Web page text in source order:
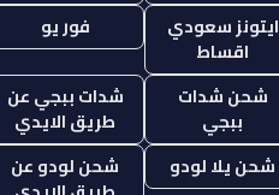
ايتونز سعودي
اقساط
فور يو
شحن شدات
ببجي
شدات ببجي عن
طريق الايدي
شحن يلا لودو
شحن لودو عن